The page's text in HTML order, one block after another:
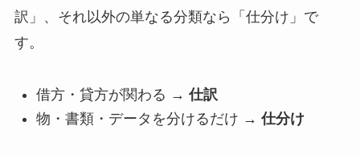
訳」、それ以外の単なる分類なら「仕分け」で
す。
借方・貸方が関わる → 仕訳
物・書類・データを分けるだけ → 仕分け